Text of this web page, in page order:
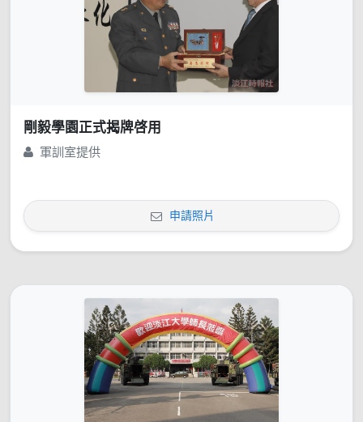
剛毅學園正式揭牌啓用
軍訓室提供
申請照片